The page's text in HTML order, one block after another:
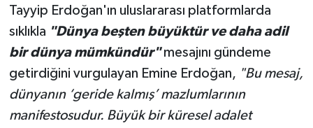
Tayyip Erdoğan'ın uluslararası platformlarda
sıklıkla "Dünya beşten büyüktür ve daha adil
bir dünya mümkündür"mesajını gündeme
getirdiğini vurgulayan Emine Erdoğan, "Bu mesaj,
dünyanın ‘geride kalmış’ mazlumlarının
manifestosudur. Büyük bir küresel adalet